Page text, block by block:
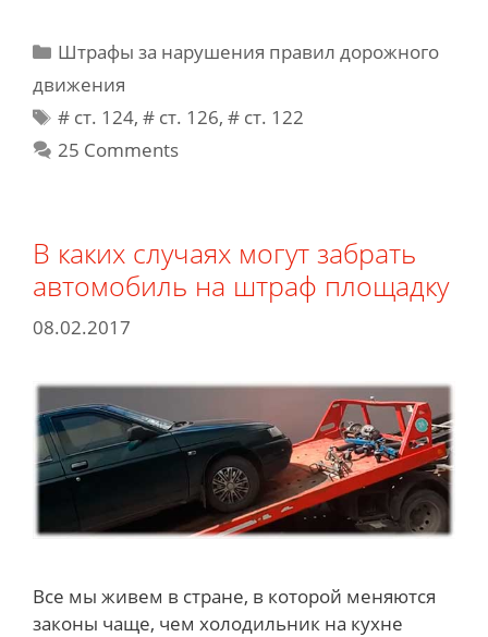
Categories
Штрафы за нарушения правил дорожного
движения
Tags
# cт. 124,# cт. 126,# ст. 122
25 Comments
В каких случаях могут забрать
автомобиль на штраф площадку
08.02.2017
Все мы живем в стране, в которой меняются
законы чаще, чем холодильник на кухне